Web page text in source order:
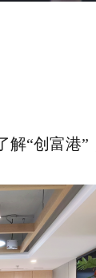
解“创富港